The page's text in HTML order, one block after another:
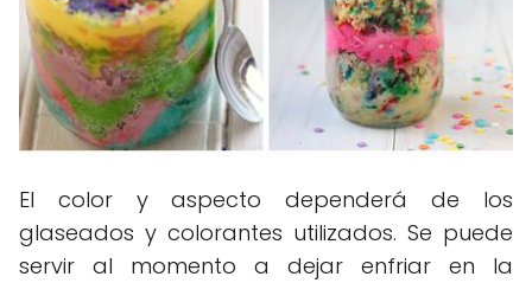
El color y aspecto dependerá de los
glaseados y colorantes utilizados. Se puede
servir al momento a dejar enfriar en la